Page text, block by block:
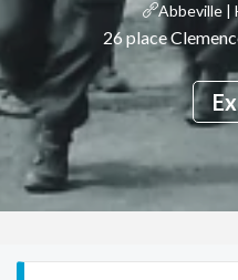
Abbeville |
26 place